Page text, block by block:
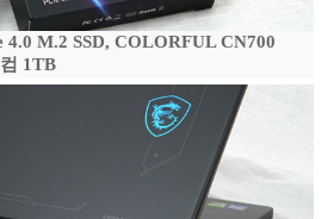
4.0 M.2 SSD, COLORFUL CN700
1TB